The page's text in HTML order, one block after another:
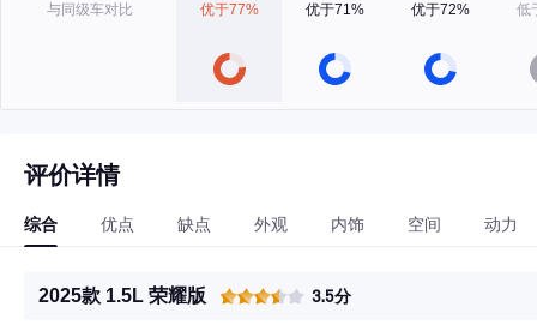
与同级车对比
优于77%
优于71%
优于72%
低
评价详情
综合 优点 缺点 外观 内饰 空间 动力
2025款 1.5L 荣耀版 3.5分